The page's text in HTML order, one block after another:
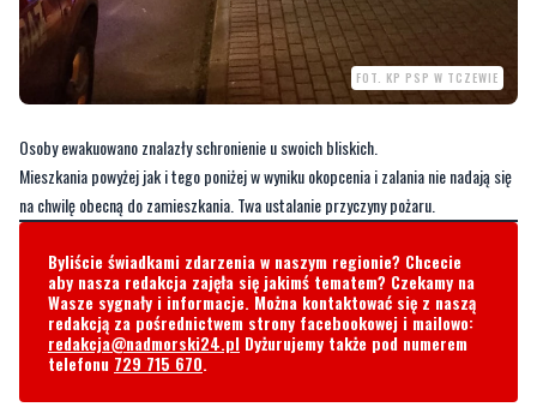
Osoby ewakuowano znalazły schronienie u swoich bliskich.
Mieszkania powyżej jak i tego poniżej w wyniku okopcenia i zalania nie nadają się
Byliście świadkami zdarzenia w naszym regionie? Chcecie
aby nasza redakcja zajęła się jakimś tematem? Czekamy na
Wasze sygnały i informacje. Można kontaktować się z naszą
redakcja@nadmorski24.plDyżurujemy także pod numerem
telefonu729 715 670.
Komentarze